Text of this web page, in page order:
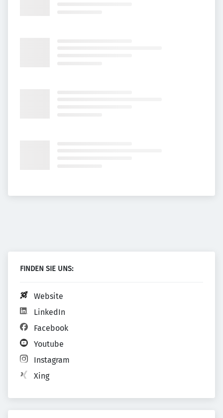
FINDEN SIE UNS:
Website
LinkedIn
Facebook
Youtube
Instagram
Xing